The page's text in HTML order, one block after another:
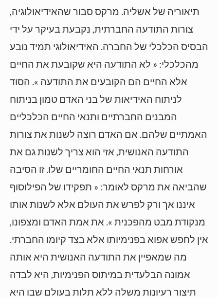
תיאוריה של אשליה. מרקס סבור שהאידיאולוגיה,
צורות התודעה החברתית, נקבעת בעיקר על ידי
הבסיס הכלכלי של החברה. האידיאולוגי תמיד נובע
מהכלכלי: « לא התודעה היא שקובעת את החיים
אלא החיים הם הקובעים את התודעה ». הסוד
לניתוח האידיאות של בני האדם טמון בניתוח
המבנים החברתיים ותנאי החיים הכלכליים
האמתיים שלהם. אם האדם רוצה לשנות את צורות
התודעה האנושית, אזי הוא צריך לשנות גם את
אורחות תנאי החיים החומריים שלו. זו הסיבה
שהביאה את מרקס לאומר: « תפקידו של הפילוסוף
איננו אך ורק לפרש את העולם אלא לשנות אותו
מנקודת מבט מהפכנית ». את אמת האדם ומצפונו,
אין לחפש אפוא בפנימיותו אלא בצד קיומו החברתי.
מה שמאפיין את התודעה האנושית היא אותה
אמונה הבלעדית במיתוס הפנימיות, היא לבדה
תיצור רעיונות משלה ללא תלות בעולם שבו היא